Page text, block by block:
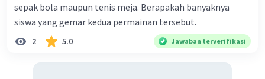
bayangan yang baru.
Beri Rating Balas
yang sedang terjadi
sepak bola maupun tenis meja. Berapakah banyaknya
siswa yang gemar kedua permainan tersebut.
2 5.0 Jawaban terverifikasi